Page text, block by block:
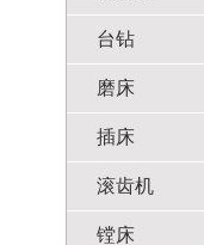
台钻
磨床
插床
滚齿机
镗床